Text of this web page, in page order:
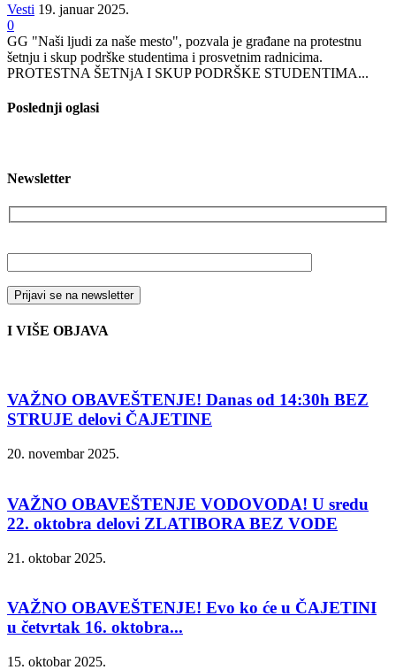
Vesti 19. januar 2025.
0
GG "Naši ljudi za naše mesto", pozvala je građane na protestnu
šetnju i skup podrške studentima i prosvetnim radnicima.
PROTESTNA ŠETNjA I SKUP PODRŠKE STUDENTIMA...
Poslednji oglasi
Newsletter
I VIŠE OBJAVA
VAŽNO OBAVEŠTENJE! Danas od 14:30h BEZ
STRUJE delovi ČAJETINE
20. novembar 2025.
VAŽNO OBAVEŠTENJE VODOVODA! U sredu
22. oktobra delovi ZLATIBORA BEZ VODE
21. oktobar 2025.
VAŽNO OBAVEŠTENJE! Evo ko će u ČAJETINI
u četvrtak 16. oktobra...
15. oktobar 2025.